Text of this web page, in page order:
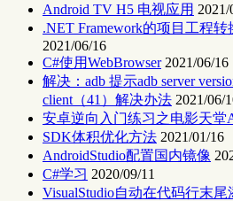
Android TV H5 电视应用 2021/
.NET Framework的项目工程
2021/06/16
C#使用WebBrowser 2021/06/16
解决：adb 提示adb server
client（41）解决办法 2021/06/
安卓逆向入门练习之电影天堂
SDK体积优化方法 2021/01/16
AndroidStudio配置国内镜像
C#学习 2020/09/11
VisualStudio自动在代码行末尾